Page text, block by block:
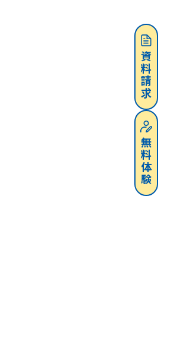
資料請求
無料体験